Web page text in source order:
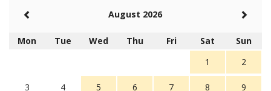
August 2026
Mon Tue Wed Thu Fri Sat
Sun
1
2
3 4 5 6 7 8 9